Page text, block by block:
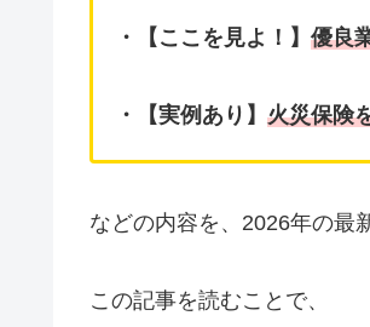
・【ここを見よ！】 優良
・【実例あり】 火災保険
などの内容を、2026年の最
この記事を読むことで、